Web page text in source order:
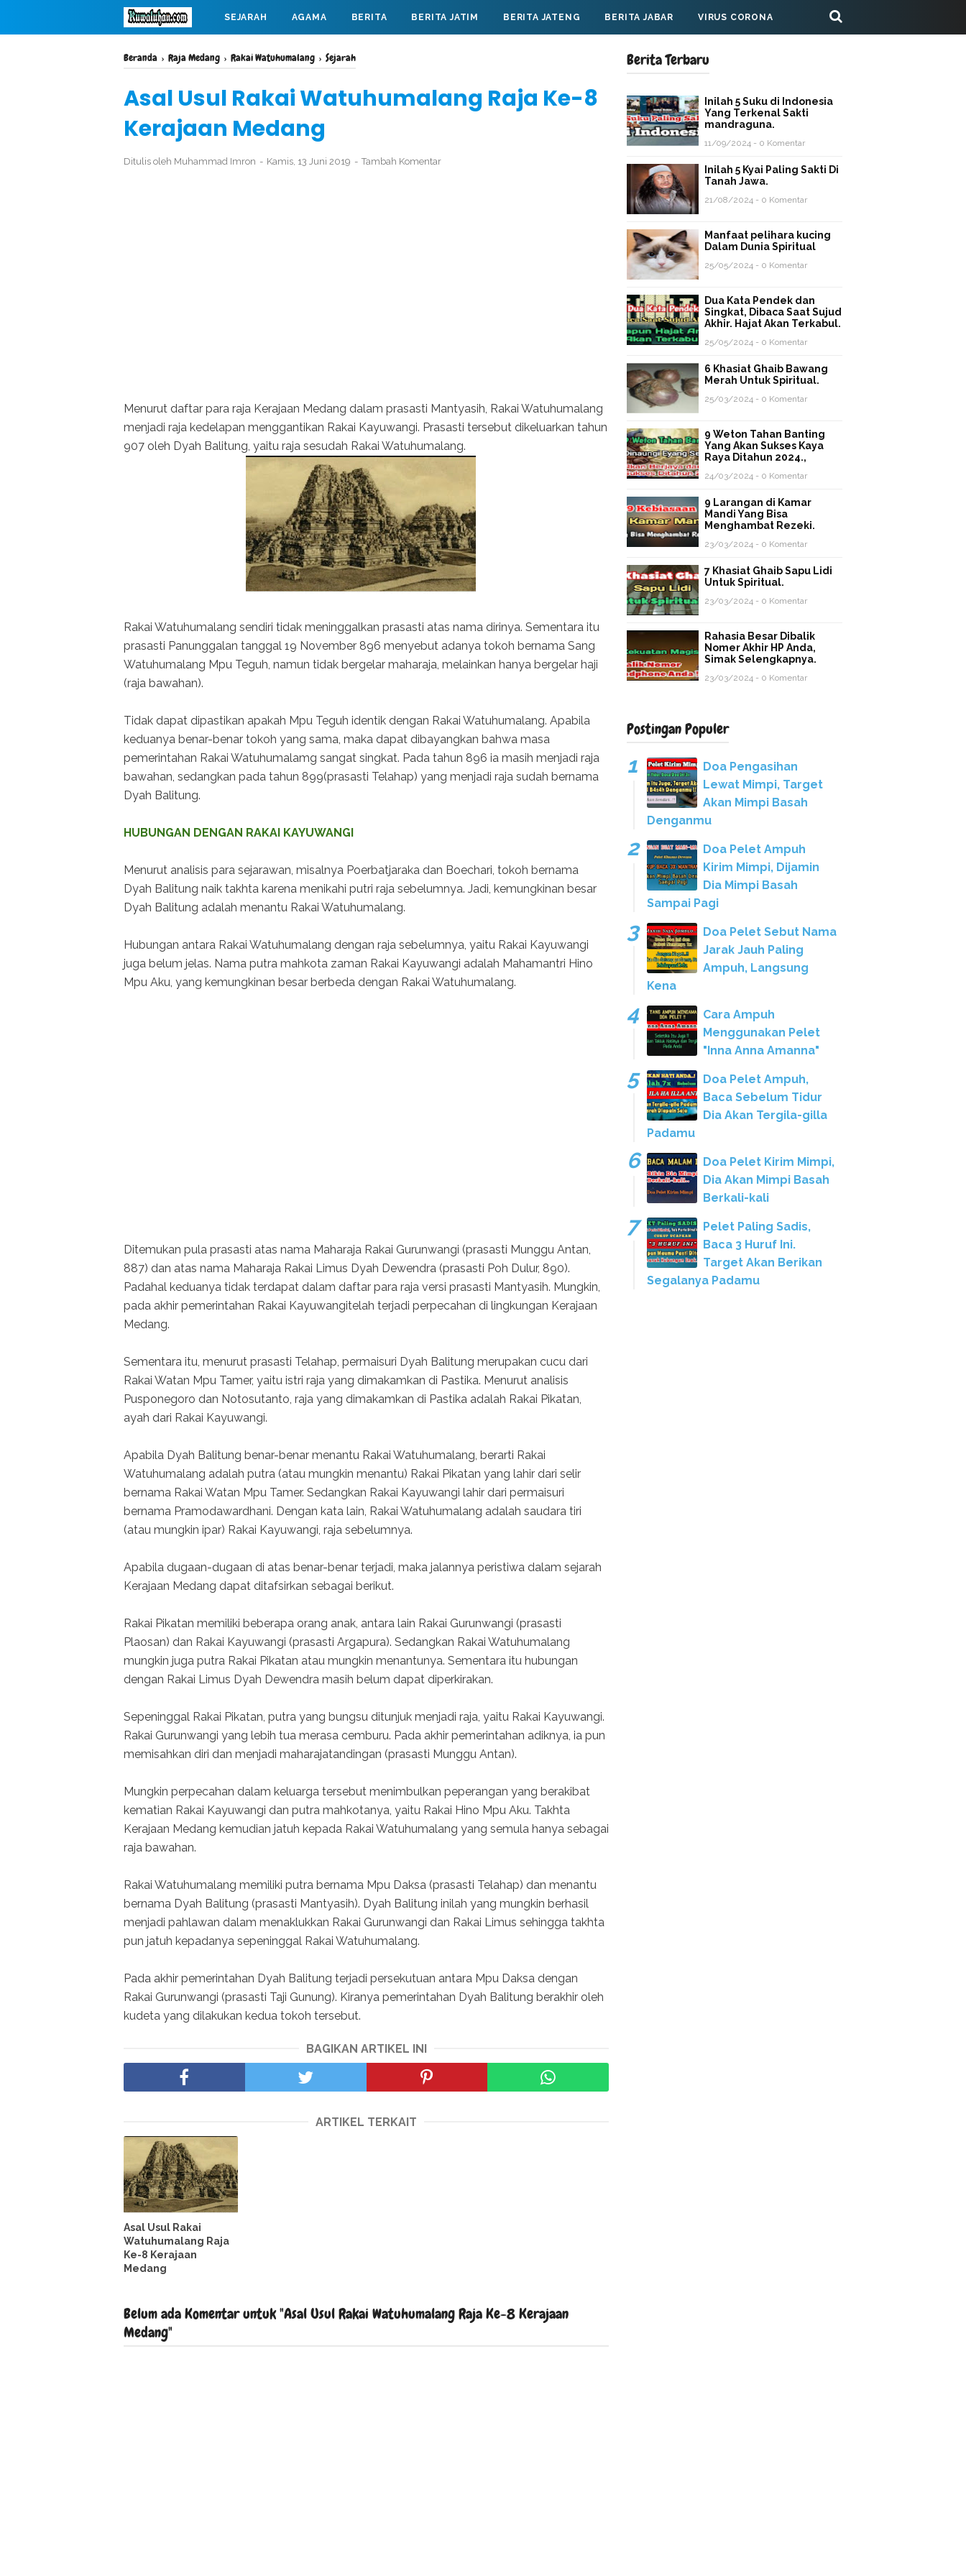
SEJARAH AGAMA BERITA BERITA JATIM BERITA JATENG BERITA JABAR VIRUS CORONA
MAHABARATA
Beranda › Raja Medang › Rakai Watuhumalang › Sejarah
Asal Usul Rakai Watuhumalang Raja Ke-8
Kerajaan Medang
Ditulis oleh Muhammad Imron Kamis, 13 Juni 2019 Tambah Komentar
Menurut daftar para raja Kerajaan Medang dalam prasasti Mantyasih, Rakai Watuhumalang
menjadi raja kedelapan menggantikan Rakai Kayuwangi. Prasasti tersebut dikeluarkan tahun
907 oleh Dyah Balitung, yaitu raja sesudah Rakai Watuhumalang.
Rakai Watuhumalang sendiri tidak meninggalkan prasasti atas nama dirinya. Sementara itu
prasasti Panunggalan tanggal 19 November 896 menyebut adanya tokoh bernama Sang
Watuhumalang Mpu Teguh, namun tidak bergelar maharaja, melainkan hanya bergelar haji
(raja bawahan).
Tidak dapat dipastikan apakah Mpu Teguh identik dengan Rakai Watuhumalang. Apabila
keduanya benar-benar tokoh yang sama, maka dapat dibayangkan bahwa masa
pemerintahan Rakai Watuhumalamg sangat singkat. Pada tahun 896 ia masih menjadi raja
bawahan, sedangkan pada tahun 899(prasasti Telahap) yang menjadi raja sudah bernama
Dyah Balitung.
HUBUNGAN DENGAN RAKAI KAYUWANGI
Menurut analisis para sejarawan, misalnya Poerbatjaraka dan Boechari, tokoh bernama
Dyah Balitung naik takhta karena menikahi putri raja sebelumnya. Jadi, kemungkinan besar
Dyah Balitung adalah menantu Rakai Watuhumalang.
Hubungan antara Rakai Watuhumalang dengan raja sebelumnya, yaitu Rakai Kayuwangi
juga belum jelas. Nama putra mahkota zaman Rakai Kayuwangi adalah Mahamantri Hino
Mpu Aku, yang kemungkinan besar berbeda dengan Rakai Watuhumalang.
Ditemukan pula prasasti atas nama Maharaja Rakai Gurunwangi (prasasti Munggu Antan,
887) dan atas nama Maharaja Rakai Limus Dyah Dewendra (prasasti Poh Dulur, 890).
Padahal keduanya tidak terdapat dalam daftar para raja versi prasasti Mantyasih. Mungkin,
pada akhir pemerintahan Rakai Kayuwangitelah terjadi perpecahan di lingkungan Kerajaan
Medang.
Sementara itu, menurut prasasti Telahap, permaisuri Dyah Balitung merupakan cucu dari
Rakai Watan Mpu Tamer, yaitu istri raja yang dimakamkan di Pastika. Menurut analisis
Pusponegoro dan Notosutanto, raja yang dimakamkan di Pastika adalah Rakai Pikatan,
ayah dari Rakai Kayuwangi.
Apabila Dyah Balitung benar-benar menantu Rakai Watuhumalang, berarti Rakai
Watuhumalang adalah putra (atau mungkin menantu) Rakai Pikatan yang lahir dari selir
bernama Rakai Watan Mpu Tamer. Sedangkan Rakai Kayuwangi lahir dari permaisuri
bernama Pramodawardhani. Dengan kata lain, Rakai Watuhumalang adalah saudara tiri
(atau mungkin ipar) Rakai Kayuwangi, raja sebelumnya.
Apabila dugaan-dugaan di atas benar-benar terjadi, maka jalannya peristiwa dalam sejarah
Kerajaan Medang dapat ditafsirkan sebagai berikut.
Rakai Pikatan memiliki beberapa orang anak, antara lain Rakai Gurunwangi (prasasti
Plaosan) dan Rakai Kayuwangi (prasasti Argapura). Sedangkan Rakai Watuhumalang
mungkin juga putra Rakai Pikatan atau mungkin menantunya. Sementara itu hubungan
dengan Rakai Limus Dyah Dewendra masih belum dapat diperkirakan.
Sepeninggal Rakai Pikatan, putra yang bungsu ditunjuk menjadi raja, yaitu Rakai Kayuwangi.
Rakai Gurunwangi yang lebih tua merasa cemburu. Pada akhir pemerintahan adiknya, ia pun
memisahkan diri dan menjadi maharajatandingan (prasasti Munggu Antan).
Mungkin perpecahan dalam keluarga tersebut menimbulkan peperangan yang berakibat
kematian Rakai Kayuwangi dan putra mahkotanya, yaitu Rakai Hino Mpu Aku. Takhta
Kerajaan Medang kemudian jatuh kepada Rakai Watuhumalang yang semula hanya sebagai
raja bawahan.
Rakai Watuhumalang memiliki putra bernama Mpu Daksa (prasasti Telahap) dan menantu
bernama Dyah Balitung (prasasti Mantyasih). Dyah Balitung inilah yang mungkin berhasil
menjadi pahlawan dalam menaklukkan Rakai Gurunwangi dan Rakai Limus sehingga takhta
pun jatuh kepadanya sepeninggal Rakai Watuhumalang.
Pada akhir pemerintahan Dyah Balitung terjadi persekutuan antara Mpu Daksa dengan
Rakai Gurunwangi (prasasti Taji Gunung). Kiranya pemerintahan Dyah Balitung berakhir oleh
kudeta yang dilakukan kedua tokoh tersebut.
BAGIKAN ARTIKEL INI
ARTIKEL TERKAIT
Asal Usul Rakai
Watuhumalang Raja
Ke-8 Kerajaan
Medang
Belum ada Komentar untuk "Asal Usul Rakai Watuhumalang Raja Ke-8 Kerajaan
Medang"
Berita Terbaru
Inilah 5 Suku di Indonesia
Yang Terkenal Sakti
mandraguna.
11/09/2024 - 0 Komentar
Inilah 5 Kyai Paling Sakti Di
Tanah Jawa.
21/08/2024 - 0 Komentar
Manfaat pelihara kucing
Dalam Dunia Spiritual
25/05/2024 - 0 Komentar
Dua Kata Pendek dan
Singkat, Dibaca Saat Sujud
Akhir. Hajat Akan Terkabul.
25/05/2024 - 0 Komentar
6 Khasiat Ghaib Bawang
Merah Untuk Spiritual.
25/03/2024 - 0 Komentar
9 Weton Tahan Banting
Yang Akan Sukses Kaya
Raya Ditahun 2024.,
24/03/2024 - 0 Komentar
9 Larangan di Kamar
Mandi Yang Bisa
Menghambat Rezeki.
23/03/2024 - 0 Komentar
7 Khasiat Ghaib Sapu Lidi
Untuk Spiritual.
23/03/2024 - 0 Komentar
Rahasia Besar Dibalik
Nomer Akhir HP Anda,
Simak Selengkapnya.
23/03/2024 - 0 Komentar
Postingan Populer
Doa Pengasihan
Lewat Mimpi, Target
Akan Mimpi Basah
Denganmu
Doa Pelet Ampuh
Kirim Mimpi, Dijamin
Dia Mimpi Basah
Sampai Pagi
Doa Pelet Sebut Nama
Jarak Jauh Paling
Ampuh, Langsung
Kena
Cara Ampuh
Menggunakan Pelet
"Inna Anna Amanna"
Doa Pelet Ampuh,
Baca Sebelum Tidur
Dia Akan Tergila-gilla
Padamu
Doa Pelet Kirim Mimpi,
Dia Akan Mimpi Basah
Berkali-kali
Pelet Paling Sadis,
Baca 3 Huruf Ini.
Target Akan Berikan
Segalanya Padamu